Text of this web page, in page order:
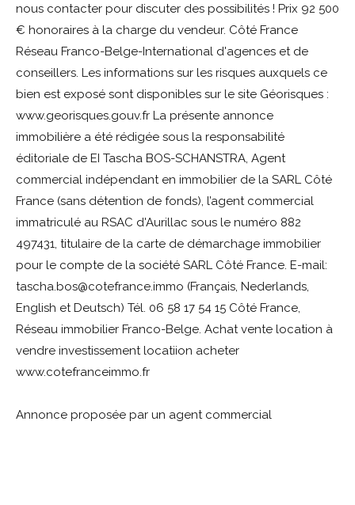
nous contacter pour discuter des possibilités ! Prix 92 500
€ honoraires à la charge du vendeur. Côté France
Réseau Franco-Belge-International d'agences et de
conseillers. Les informations sur les risques auxquels ce
bien est exposé sont disponibles sur le site Géorisques :
www.georisques.gouv.fr La présente annonce
immobilière a été rédigée sous la responsabilité
éditoriale de EI Tascha BOS-SCHANSTRA, Agent
commercial indépendant en immobilier de la SARL Côté
France (sans détention de fonds), l’agent commercial
immatriculé au RSAC d'Aurillac sous le numéro 882
497431, titulaire de la carte de démarchage immobilier
pour le compte de la société SARL Côté France. E-mail:
tascha.bos@cotefrance.immo (Français, Nederlands,
English et Deutsch) Tél. 06 58 17 54 15 Côté France,
Réseau immobilier Franco-Belge. Achat vente location à
vendre investissement locatiion acheter
www.cotefranceimmo.fr
Annonce proposée par un agent commercial